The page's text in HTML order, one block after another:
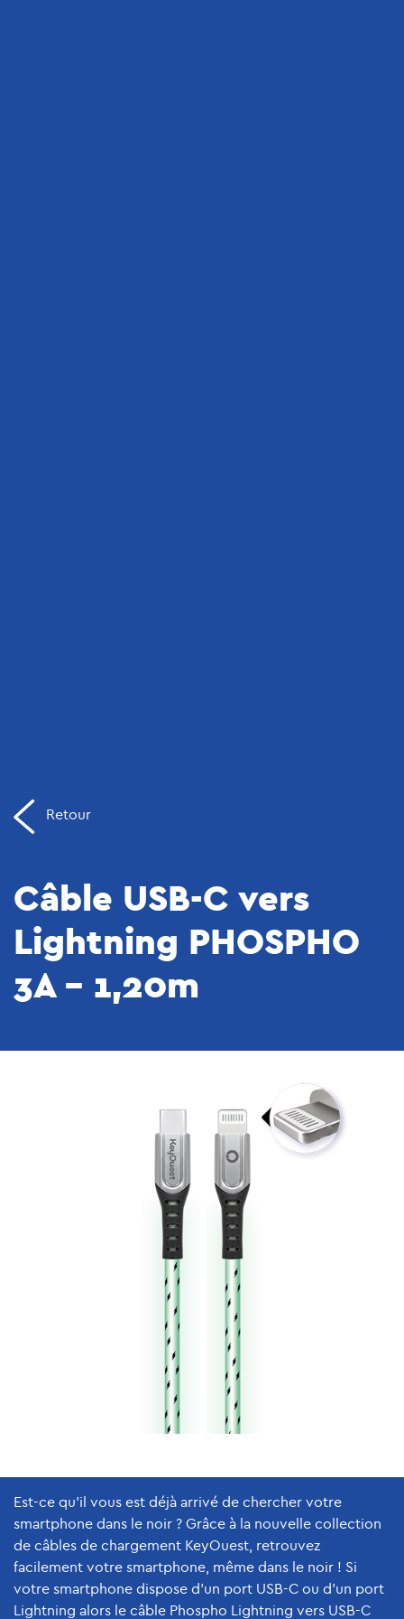
Retour
Câble USB-C vers
Lightning PHOSPHO
3A – 1,20m
Est-ce qu'il vous est déjà arrivé de chercher votre
smartphone dans le noir ? Grâce à la nouvelle collection
de câbles de chargement KeyOuest, retrouvez
facilement votre smartphone, même dans le noir ! Si
votre smartphone dispose d'un port USB-C ou d'un port
Lightning alors le câble Phospho Lightning vers USB-C